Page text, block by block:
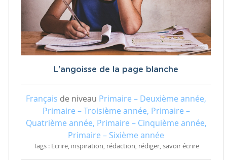
L'angoisse de la page blanche
Français de niveau Primaire – Deuxième année,
Primaire – Troisième année, Primaire –
Quatrième année, Primaire – Cinquième année,
Primaire – Sixième année
Tags : Ecrire, inspiration, rédaction, rédiger, savoir écrire